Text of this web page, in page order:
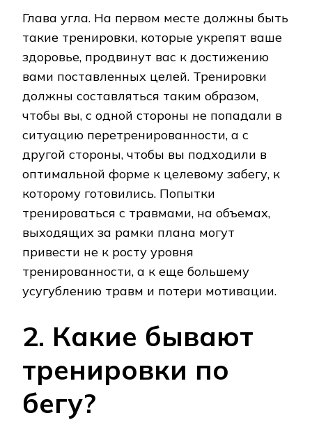
Глава угла. На первом месте должны быть
такие тренировки, которые укрепят ваше
здоровье, продвинут вас к достижению
вами поставленных целей. Тренировки
должны составляться таким образом,
чтобы вы, с одной стороны не попадали в
ситуацию перетренированности, а с
другой стороны, чтобы вы подходили в
оптимальной форме к целевому забегу, к
которому готовились. Попытки
тренироваться с травмами, на объемах,
выходящих за рамки плана могут
привести не к росту уровня
тренированности, а к еще большему
усугублению травм и потери мотивации.
2. Какие бывают
тренировки по
бегу?